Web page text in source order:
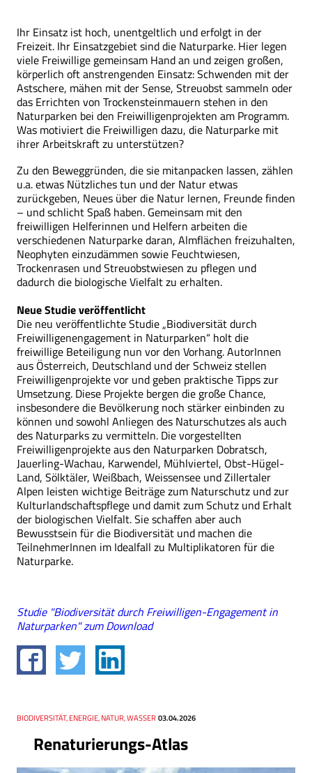
Ihr Einsatz ist hoch, unentgeltlich und erfolgt in der
Freizeit. Ihr Einsatzgebiet sind die Naturparke. Hier legen
viele Freiwillige gemeinsam Hand an und zeigen großen,
körperlich oft anstrengenden Einsatz: Schwenden mit der
Astschere, mähen mit der Sense, Streuobst sammeln oder
das Errichten von Trockensteinmauern stehen in den
Naturparken bei den Freiwilligenprojekten am Programm.
Was motiviert die Freiwilligen dazu, die Naturparke mit
ihrer Arbeitskraft zu unterstützen?
Zu den Beweggründen, die sie mitanpacken lassen, zählen
u.a. etwas Nützliches tun und der Natur etwas
zurückgeben, Neues über die Natur lernen, Freunde finden
– und schlicht Spaß haben. Gemeinsam mit den
freiwilligen Helferinnen und Helfern arbeiten die
verschiedenen Naturparke daran, Almflächen freizuhalten,
Neophyten einzudämmen sowie Feuchtwiesen,
Trockenrasen und Streuobstwiesen zu pflegen und
dadurch die biologische Vielfalt zu erhalten.
Neue Studie veröffentlicht
Die neu veröffentlichte Studie „Biodiversität durch
Freiwilligenengagement in Naturparken“ holt die
freiwillige Beteiligung nun vor den Vorhang. AutorInnen
aus Österreich, Deutschland und der Schweiz stellen
Freiwilligenprojekte vor und geben praktische Tipps zur
Umsetzung. Diese Projekte bergen die große Chance,
insbesondere die Bevölkerung noch stärker einbinden zu
können und sowohl Anliegen des Naturschutzes als auch
des Naturparks zu vermitteln. Die vorgestellten
Freiwilligenprojekte aus den Naturparken Dobratsch,
Jauerling-Wachau, Karwendel, Mühlviertel, Obst-Hügel-
Land, Sölktäler, Weißbach, Weissensee und Zillertaler
Alpen leisten wichtige Beiträge zum Naturschutz und zur
Kulturlandschaftspflege und damit zum Schutz und Erhalt
der biologischen Vielfalt. Sie schaffen aber auch
Bewusstsein für die Biodiversität und machen die
TeilnehmerInnen im Idealfall zu Multiplikatoren für die
Naturparke.
Studie "Biodiversität durch Freiwilligen-Engagement in
Naturparken" zum Download
Renaturierungs-Atlas
Thema
BIODIVERSITÄT, ENERGIE, NATUR, WASSER
Datum 03.04.2026